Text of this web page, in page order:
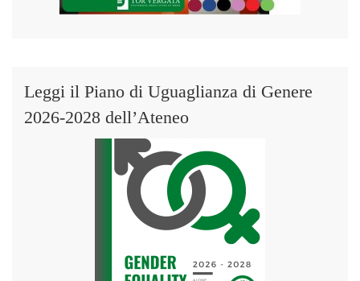
Leggi il Piano di Uguaglianza di Genere
2026-2028 dell’Ateneo